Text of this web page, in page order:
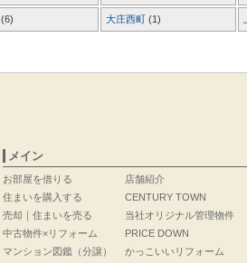
(6) 大庄西町 (1)
メイン
お部屋を借りる
住まいを購入する
売却｜住まいを売る
中古物件×リフォーム
マンション図鑑（分譲）
店舗紹介
CENTURY TOWN
当社オリジナル管理物件
PRICE DOWN
かっこいいリフォーム